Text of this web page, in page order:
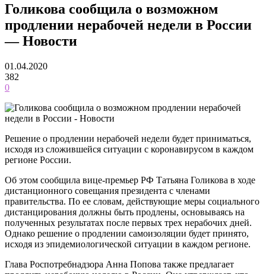
Голикова сообщила о возможном
продлении нерабочей недели в России
— Новости
01.04.2020
382
0
Решение о продлении нерабочей недели будет приниматься,
исходя из сложившейся ситуации с коронавирусом в каждом
регионе России.
Об этом сообщила вице-премьер РФ Татьяна Голикова в ходе
дистанционного совещания президента с членами
правительства. По ее словам, действующие меры социального
дистанцирования должны быть продлены, основываясь на
полученных результатах после первых трех нерабочих дней.
Однако решение о продлении самоизоляции будет принято,
исходя из эпидемиологической ситуации в каждом регионе.
Глава Роспотребнадзора Анна Попова также предлагает